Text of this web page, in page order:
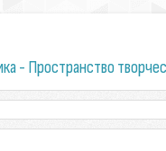
- Пространство